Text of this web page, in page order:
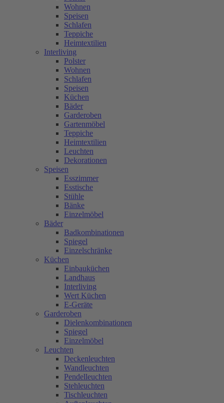
Wohnen
Speisen
Schlafen
Teppiche
Heimtextilien
Interliving
Polster
Wohnen
Schlafen
Speisen
Küchen
Bäder
Garderoben
Gartenmöbel
Teppiche
Heimtextilien
Leuchten
Dekorationen
Speisen
Esszimmer
Esstische
Stühle
Bänke
Einzelmöbel
Bäder
Badkombinationen
Spiegel
Einzelschränke
Küchen
Einbauküchen
Landhaus
Interliving
Wert Küchen
E-Geräte
Garderoben
Dielenkombinationen
Spiegel
Einzelmöbel
Leuchten
Deckenleuchten
Wandleuchten
Pendelleuchten
Stehleuchten
Tischleuchten